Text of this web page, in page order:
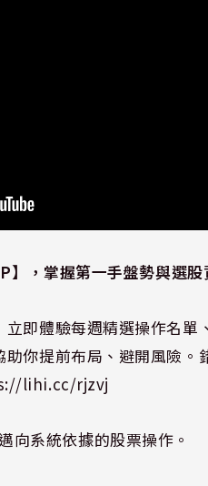
】，掌握第一手盤勢與選股
即體驗每週精選操作名
助你提前布局、避開風險
lihi.cc/rjzvj
向系統依據的股票操作。